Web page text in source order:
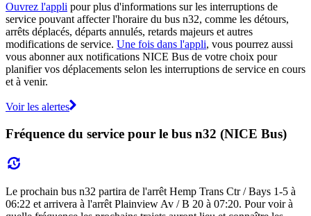
Ouvrez l'appli pour plus d'informations sur les interruptions de
service pouvant affecter l'horaire du bus n32, comme les détours,
arrêts déplacés, départs annulés, retards majeurs et autres
modifications de service. Une fois dans l'appli, vous pourrez aussi
vous abonner aux notifications NICE Bus de votre choix pour
planifier vos déplacements selon les interruptions de service en cours
et à venir.
Voir les alertes
Fréquence du service pour le bus n32 (NICE Bus)
Le prochain bus n32 partira de l'arrêt Hemp Trans Ctr / Bays 1-5 à
06:22 et arrivera à l'arrêt Plainview Av / B 20 à 07:20. Pour voir à